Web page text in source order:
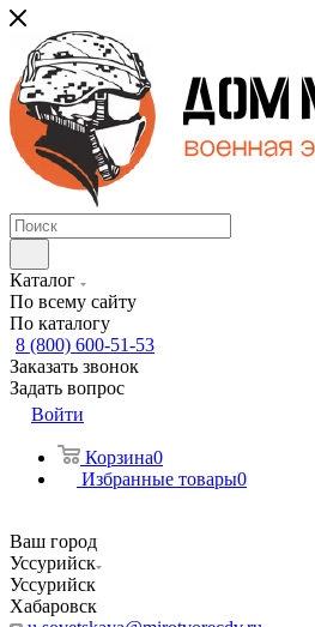
Каталог
По всему сайту
По каталогу
8 (800) 600-51-53
Заказать звонок
Задать вопрос
Войти
Корзина0
Избранные товары0
Ваш город
Уссурийск
Уссурийск
Хабаровск